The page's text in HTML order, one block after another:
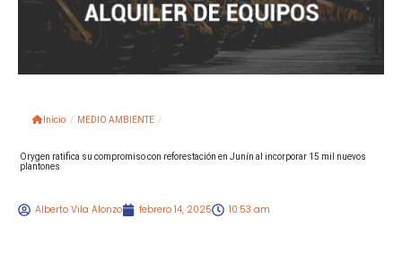
Inicio / MEDIO AMBIENTE /
Orygen ratifica su compromiso con reforestación en Junín al incorporar 15 mil nuevos
plantones
Alberto Vila Alonzo febrero 14, 2025 10:53 am